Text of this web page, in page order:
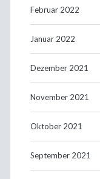
Februar 2022
Januar 2022
Dezember 2021
November 2021
Oktober 2021
September 2021